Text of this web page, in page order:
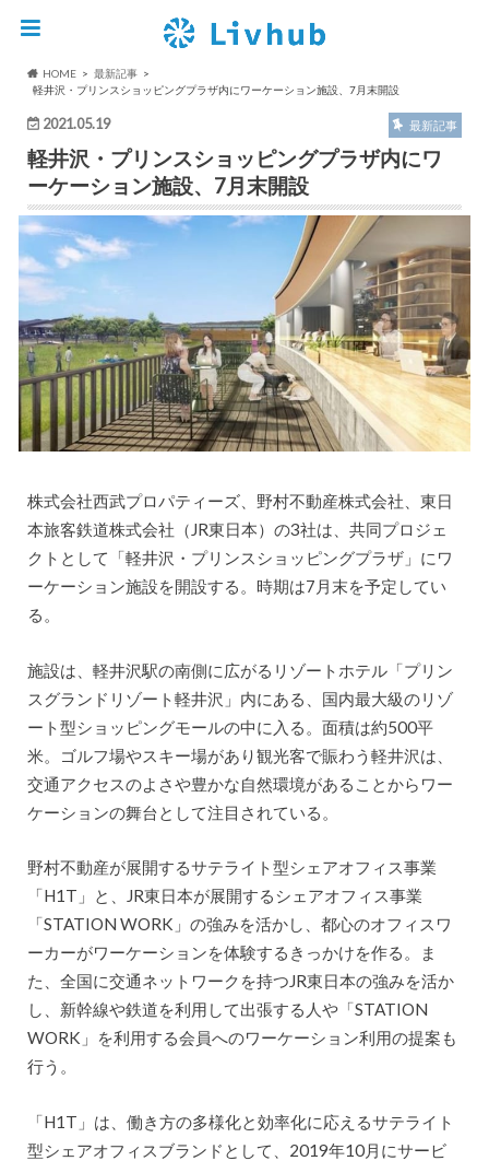
HOME
最新記事
軽井沢・プリンスショッピングプラザ内にワーケーション施設、7月末開設
2021.05.19 最新記事
軽井沢・プリンスショッピングプラザ内にワ
ーケーション施設、7月末開設
株式会社西武プロパティーズ、野村不動産株式会社、東日
本旅客鉄道株式会社（JR東日本）の3社は、共同プロジェ
クトとして「軽井沢・プリンスショッピングプラザ」にワ
ーケーション施設を開設する。時期は7月末を予定してい
る。
施設は、軽井沢駅の南側に広がるリゾートホテル「プリン
スグランドリゾート軽井沢」内にある、国内最大級のリゾ
ート型ショッピングモールの中に入る。面積は約500平
米。ゴルフ場やスキー場があり観光客で賑わう軽井沢は、
交通アクセスのよさや豊かな自然環境があることからワー
ケーションの舞台として注目されている。
野村不動産が展開するサテライト型シェアオフィス事業
「H1T」と、JR東日本が展開するシェアオフィス事業
「STATION WORK」の強みを活かし、都心のオフィスワ
ーカーがワーケーションを体験するきっかけを作る。ま
た、全国に交通ネットワークを持つJR東日本の強みを活か
し、新幹線や鉄道を利用して出張する人や「STATION
WORK」を利用する会員へのワーケーション利用の提案も
行う。
「H1T」は、働き方の多様化と効率化に応えるサテライト
型シェアオフィスブランドとして、2019年10月にサービ